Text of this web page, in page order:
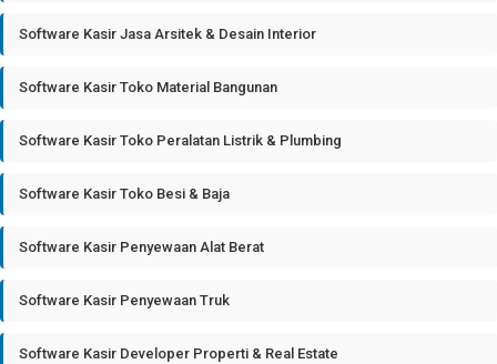
Software Kasir Jasa Arsitek & Desain Interior
Software Kasir Toko Material Bangunan
Software Kasir Toko Peralatan Listrik & Plumbing
Software Kasir Toko Besi & Baja
Software Kasir Penyewaan Alat Berat
Software Kasir Penyewaan Truk
Software Kasir Developer Properti & Real Estate